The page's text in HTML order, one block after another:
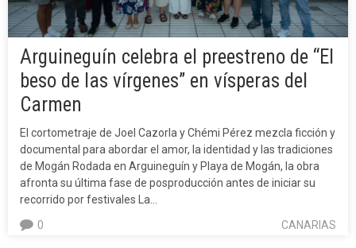
Arguineguín celebra el preestreno de “El
beso de las vírgenes” en vísperas del
Carmen
El cortometraje de Joel Cazorla y Chémi Pérez mezcla ficción y
documental para abordar el amor, la identidad y las tradiciones
de Mogán Rodada en Arguineguín y Playa de Mogán, la obra
afronta su última fase de posproducción antes de iniciar su
recorrido por festivales La…
CANARIAS
0